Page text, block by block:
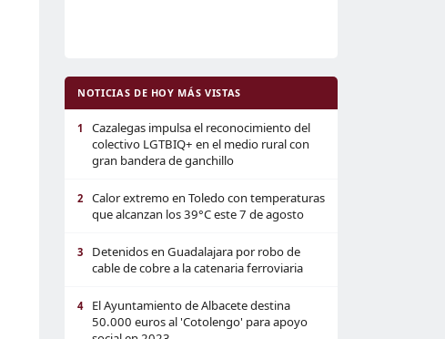
NOTICIAS DE HOY MÁS VISTAS
1
Cazalegas impulsa el reconocimiento del
colectivo LGTBIQ+ en el medio rural con
gran bandera de ganchillo
2
Calor extremo en Toledo con temperaturas
que alcanzan los 39°C este 7 de agosto
3
Detenidos en Guadalajara por robo de
cable de cobre a la catenaria ferroviaria
4
El Ayuntamiento de Albacete destina
50.000 euros al 'Cotolengo' para apoyo